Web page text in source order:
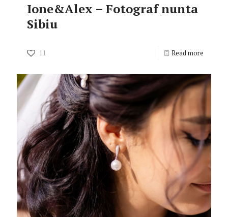
Ione&Alex – Fotograf nunta
Sibiu
11 Read more